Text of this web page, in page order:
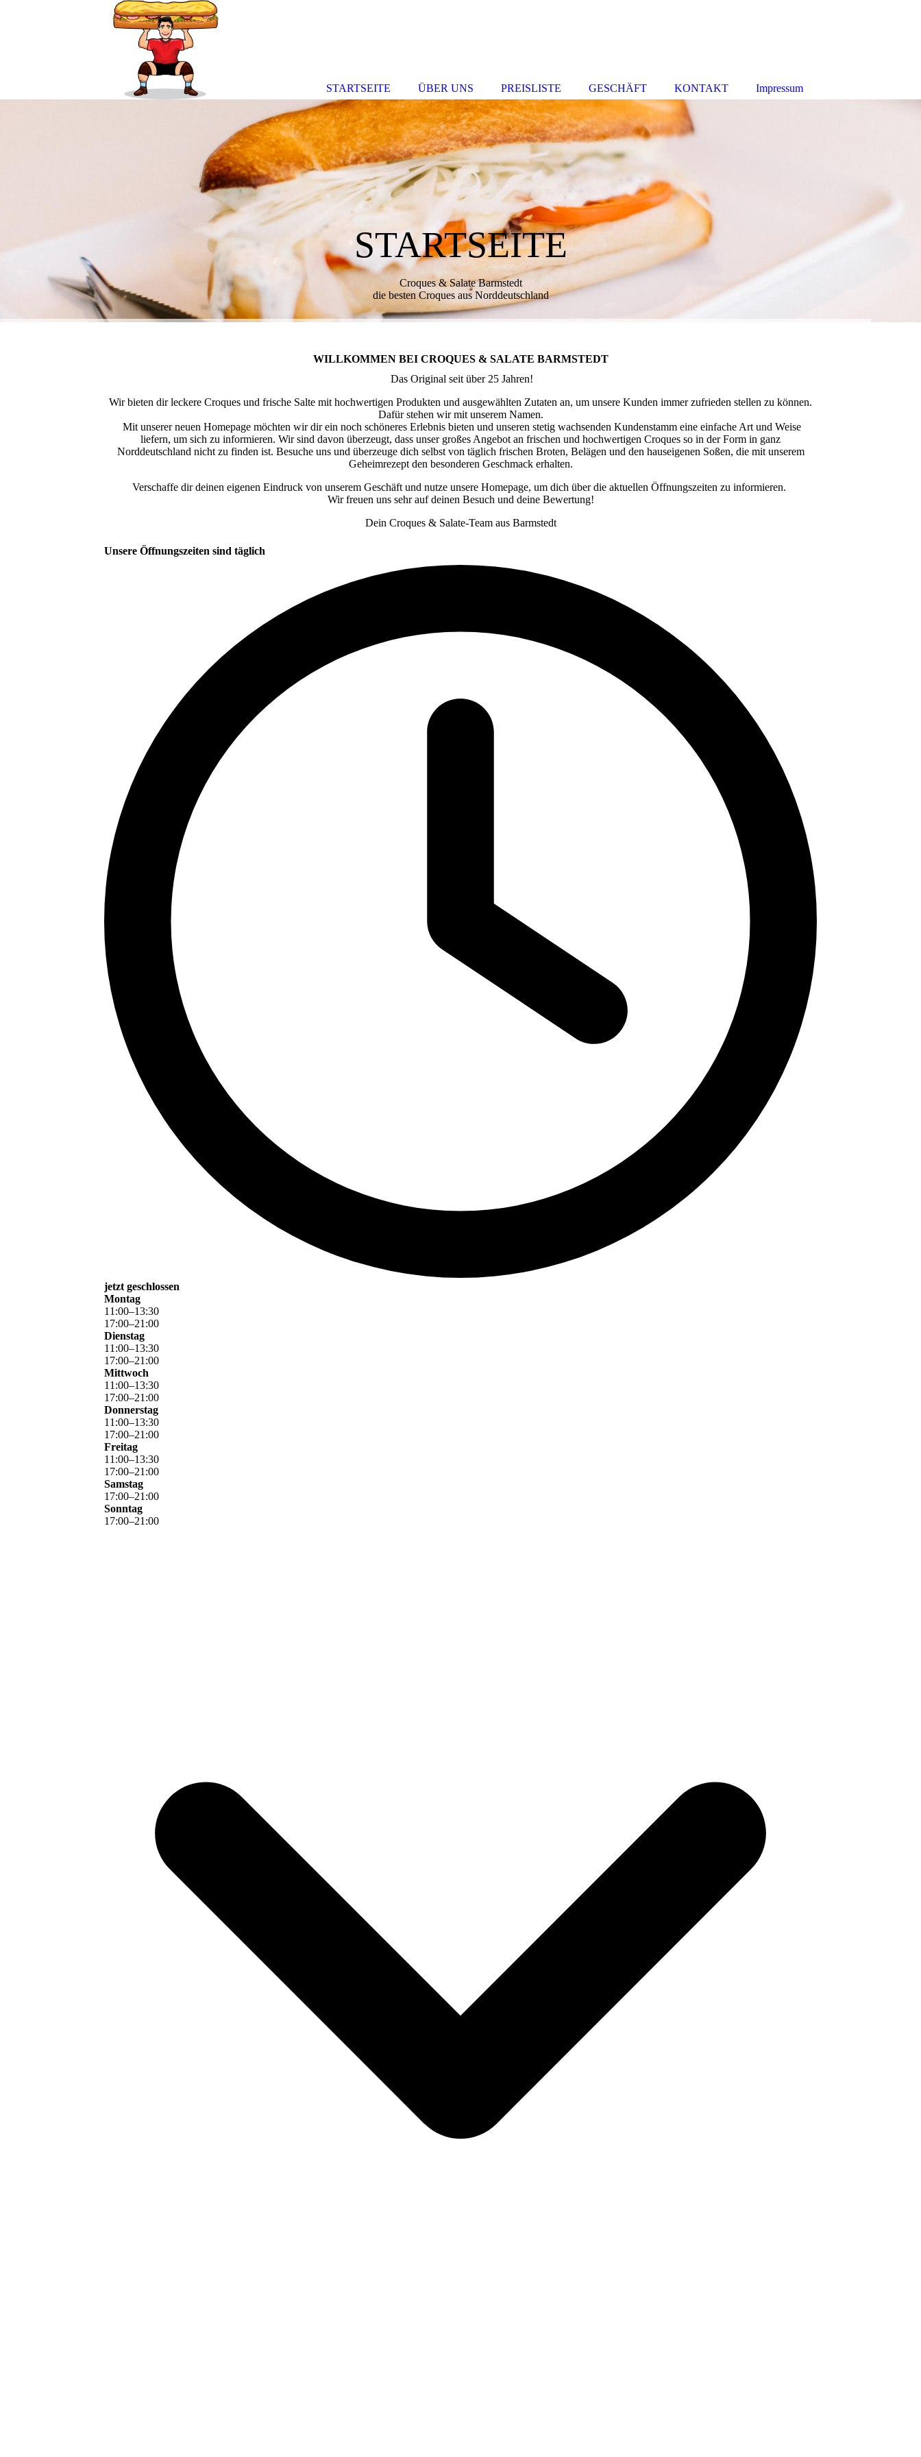
STARTSEITE
Croques & Salate Barmstedt
die besten Croques aus Norddeutschland
WILLKOMMEN BEI CROQUES & SALATE BARMSTEDT
Das Original seit über 25 Jahren!
Wir bieten dir leckere Croques und frische Salte mit hochwertigen Produkten und ausgewählten Zutaten an, um unsere Kunden immer zufrieden stellen zu können.
Dafür stehen wir mit unserem Namen.
Mit unserer neuen Homepage möchten wir dir ein noch schöneres Erlebnis bieten und unseren stetig wachsenden Kundenstamm eine einfache Art und Weise
liefern, um sich zu informieren. Wir sind davon überzeugt, dass unser großes Angebot an frischen und hochwertigen Croques so in der Form in ganz
Norddeutschland nicht zu finden ist. Besuche uns und überzeuge dich selbst von täglich frischen Broten, Belägen und den hauseigenen Soßen, die mit unserem
Geheimrezept den besonderen Geschmack erhalten.
Verschaffe dir deinen eigenen Eindruck von unserem Geschäft und nutze unsere Homepage, um dich über die aktuellen Öffnungszeiten zu informieren.
Wir freuen uns sehr auf deinen Besuch und deine Bewertung!
Dein Croques & Salate-Team aus Barmstedt
Unsere Öffnungszeiten sind täglich
jetzt geschlossen
Montag
11 :00–13:30
17:00–21 :00
Dienstag
11 :00–13:30
17:00–21 :00
Mittwoch
11 :00–13:30
17:00–21 :00
Donnerstag
11 :00–13:30
17:00–21 :00
Freitag
11 :00–13:30
17:00–21 :00
Samstag
17:00–21 :00
Sonntag
17:00–21 :00
STARTSEITE ÜBER UNS PREISLISTE GESCHÄFT KONTAKT Impressum